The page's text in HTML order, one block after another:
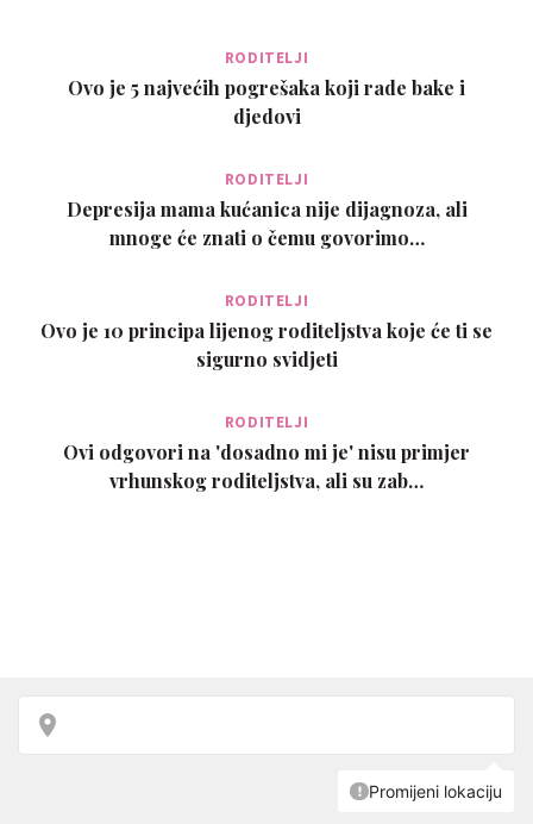
RODITELJI
Ovo je 5 najvećih pogrešaka koji rade bake i
djedovi
RODITELJI
Depresija mama kućanica nije dijagnoza, ali
mnoge će znati o čemu govorimo…
RODITELJI
Ovo je 10 principa lijenog roditeljstva koje će ti se
sigurno svidjeti
RODITELJI
Ovi odgovori na 'dosadno mi je' nisu primjer
vrhunskog roditeljstva, ali su zab…